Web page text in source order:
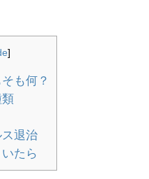
]
も何？
退治
たら